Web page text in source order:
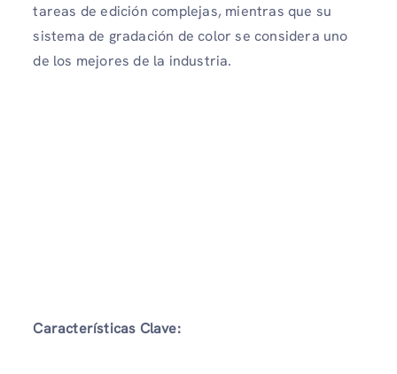
tareas de edición complejas, mientras que su
sistema de gradación de color se considera uno
de los mejores de la industria.
Características Clave: